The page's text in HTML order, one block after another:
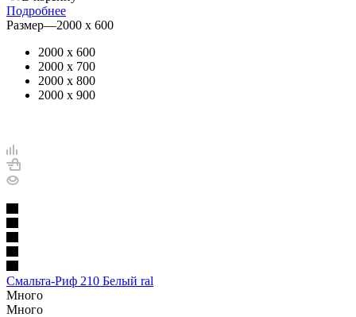
Подробнее
Размер—2000 х 600
2000 х 600
2000 х 700
2000 х 800
2000 х 900
Смальта-Риф 210 Белый ral
Много
Много